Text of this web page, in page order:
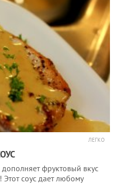
ЛЕГКО
фруктовый вкус
Этот соус дает любому